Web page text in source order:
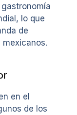
lo que
de
en el
de los